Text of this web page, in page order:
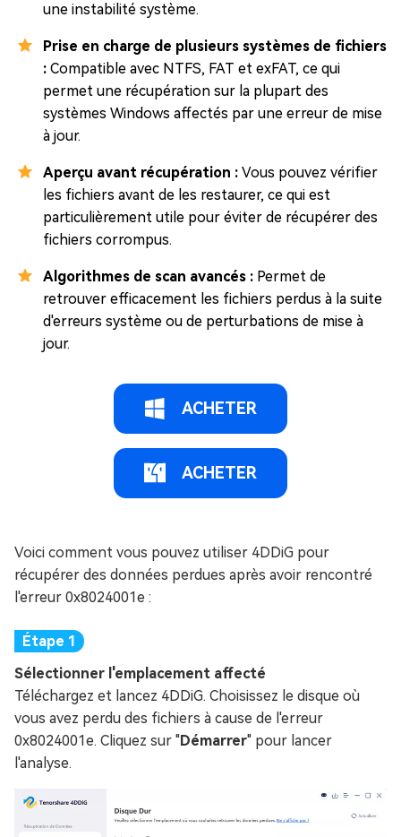
une instabilité système.
Prise en charge de plusieurs systèmes de fichiers
: Compatible avec NTFS, FAT et exFAT, ce qui
permet une récupération sur la plupart des
systèmes Windows affectés par une erreur de mise
à jour.
Aperçu avant récupération : Vous pouvez vérifier
les fichiers avant de les restaurer, ce qui est
particulièrement utile pour éviter de récupérer des
fichiers corrompus.
Algorithmes de scan avancés : Permet de
retrouver efficacement les fichiers perdus à la suite
d'erreurs système ou de perturbations de mise à
jour.
ACHETER
ACHETER
Voici comment vous pouvez utiliser 4DDiG pour
récupérer des données perdues après avoir rencontré
l'erreur 0x8024001e :
Sélectionner l'emplacement affecté
Téléchargez et lancez 4DDiG. Choisissez le disque où
vous avez perdu des fichiers à cause de l'erreur
0x8024001e. Cliquez sur "Démarrer" pour lancer
l'analyse.